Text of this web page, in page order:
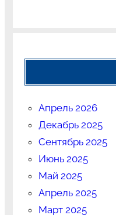
Апрель 2026
Декабрь 2025
Сентябрь 2025
Июнь 2025
Май 2025
Апрель 2025
Март 2025